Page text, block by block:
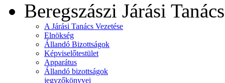
Beregszászi Járási Tanács
A Járási Tanács Vezetése
Elnökség
Állandó Bizottságok
Képviselőtestület
Apparátus
Állandó bizottságok
jegyzőkönyvei